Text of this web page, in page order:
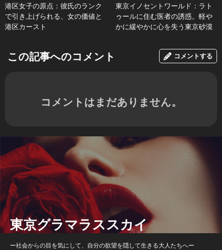
港区女子の原点：彼氏のランク
で引き上げられる、女の価値と
港区カースト
東京イノセントワールド：ラト
ゥールに住む医者の誘惑。軽や
かに緩やかに心を失う東京砂漠
この記事へのコメント コメントする
コメントはまだありません。
東京グラマラススカイ
ー社会からの目を気にして、自分の欲望を隠して生きる大人たちへー